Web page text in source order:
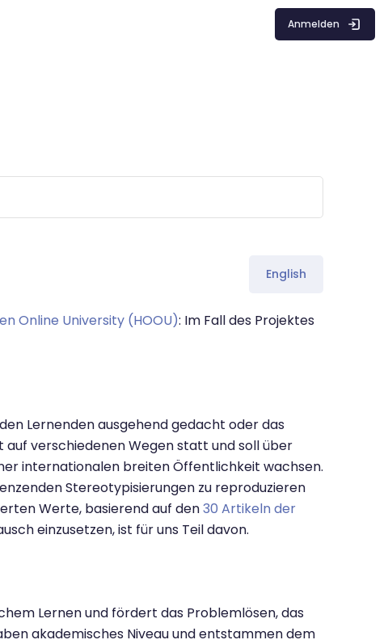
Anmelden
English
Online University (HOOU): Im Fall des Projektes
Lernenden ausgehend gedacht oder das
verschiedenen Wegen statt und soll über
internationalen breiten Öffentlichkeit wachsen.
Stereotypisierungen zu reproduzieren
Werte, basierend auf den30 Artikeln der
einzusetzen, ist für uns Teil davon.
Lernen und fördert das Problemlösen, das
akademisches Niveau und entstammen dem